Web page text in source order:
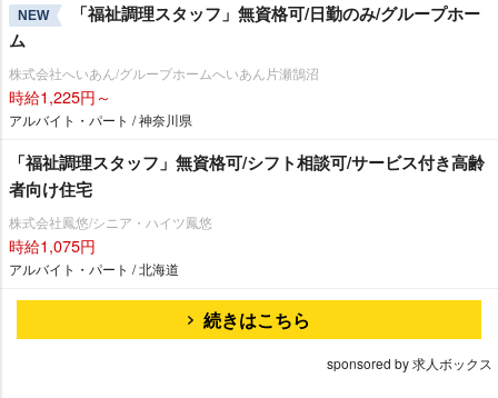
NEW
「福祉調理スタッフ」無資格可/日勤のみ/グループホー
ム
株式会社へいあん/グループホームへいあん片瀬鵠沼
時給1,225円～
アルバイト・パート / 神奈川県
「福祉調理スタッフ」無資格可/シフト相談可/サービス付き高齢
者向け住宅
株式会社鳳悠/シニア・ハイツ鳳悠
時給1,075円
アルバイト・パート / 北海道
続きはこちら
sponsored by 求人ボックス